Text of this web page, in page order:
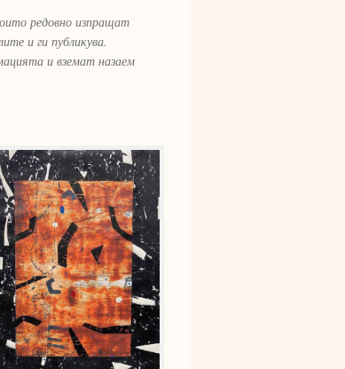
редовно изпращат
и ги публикува.
и вземат назаем